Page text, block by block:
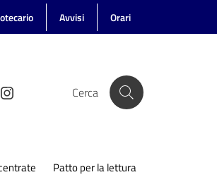
Avvisi Orari
Cerca
Patto per la lettura